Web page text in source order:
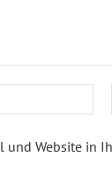
und Website in